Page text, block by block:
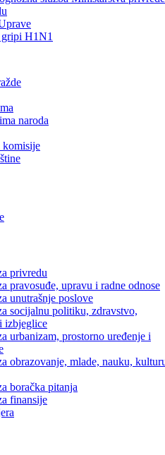
služba Ministarstva privrede
H1N1
naroda
privredu
pravosuđe, upravu i radne odnose
unutrašnje poslove
socijalnu politiku, zdravstvo,
izbjeglice
urbanizam, prostorno uređenje i
obrazovanje, mlade, nauku,
boračka pitanja
finansije